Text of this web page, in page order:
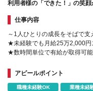
利用者様の「できた！」の笑顔
仕事内容
～1人ひとりの成長をそばで支
★未経験でも月給25万2,000円
★数時間単位で有給が取得可能
★社員の新しいチャレンジを応
アピールポイント
職種未経験OK 業種未経